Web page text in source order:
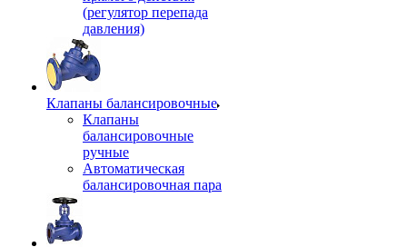
(регулятор перепада
давления)
Клапаны балансировочные
Клапаны
балансировочные
ручные
Автоматическая
балансировочная пара